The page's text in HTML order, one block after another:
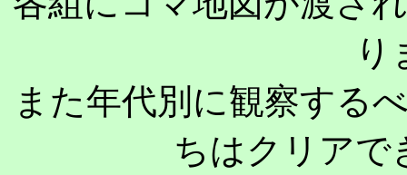
り
また年代別に観察する
ちはクリアで